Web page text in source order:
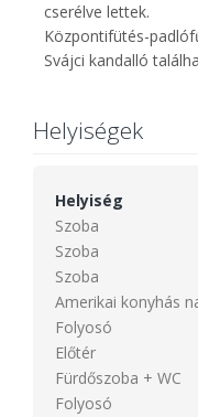
cserélve lettek.
Központifütés-
Svájci kandalló
Helyiségek
Helyiség
Szoba
Szoba
Szoba
Amerikai konyhás
Folyosó
Előtér
Fürdőszoba + WC
Folyosó